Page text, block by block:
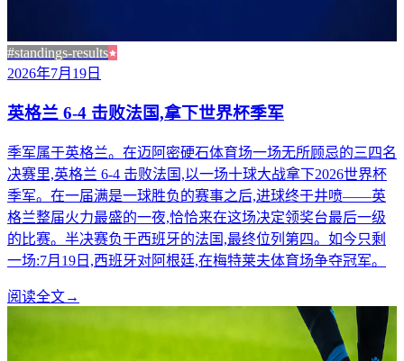
#standings-results
2026年7月19日
英格兰 6-4 击败法国,拿下世界杯季军
季军属于英格兰。在迈阿密硬石体育场一场无所顾忌的三四名
决赛里,英格兰 6-4 击败法国,以一场十球大战拿下2026世界杯
季军。在一届满是一球胜负的赛事之后,进球终于井喷——英
格兰整届火力最盛的一夜,恰恰来在这场决定领奖台最后一级
的比赛。半决赛负于西班牙的法国,最终位列第四。如今只剩
一场:7月19日,西班牙对阿根廷,在梅特莱夫体育场争夺冠军。
阅读全文→